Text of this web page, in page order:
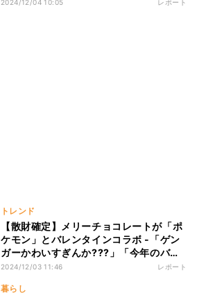
2024/12/04 10:05 レポート
トレンド
【散財確定】メリーチョコレートが「ポ
ケモン」とバレンタインコラボ -「ゲン
ガーかわいすぎんか???」「今年のバレ
ンタインこれでお願いします!!!」と話題
2024/12/03 11:46 レポート
暮らし